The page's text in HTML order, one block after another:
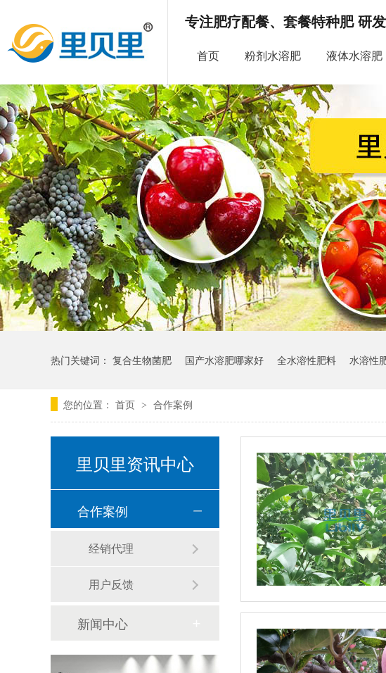
专注肥疗配餐、套餐特种肥 研
首页 粉剂水溶肥 液体水溶肥
热门关键词： 复合生物菌肥 国产水溶肥哪家好 全水溶性肥料 水溶性
您的位置： 首页 > 合作案例
里贝里资讯中心
合作案例
经销代理
用户反馈
新闻中心